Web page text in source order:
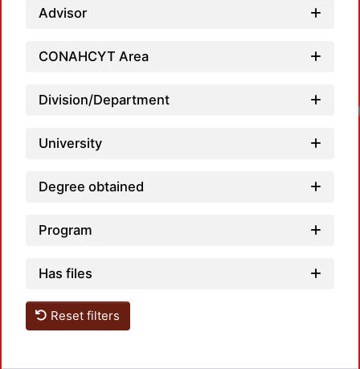
Advisor
CONAHCYT Area
Division/Department
University
Degree obtained
Program
Has files
Reset filters